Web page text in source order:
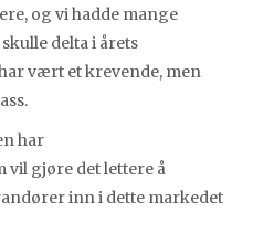
og vi hadde mange
delta i årets
vært et krevende, men
har
vil gjøre det lettere å
inn i dette markedet